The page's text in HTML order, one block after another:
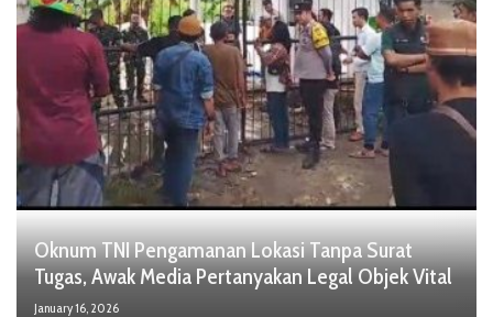
Oknum TNI Pengamanan Lokasi Tanpa Surat
Tugas, Awak Media Pertanyakan Legal Objek Vital
January 16, 2026